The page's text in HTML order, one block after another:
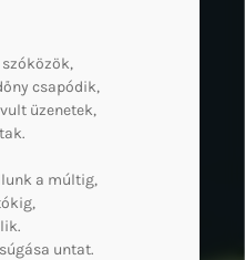
csapódik,
üzenetek,
a múltig,
untat.